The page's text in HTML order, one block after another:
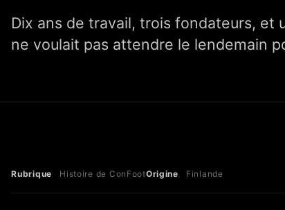
Dix ans de travail, trois fondateurs, et
ne voulait pas attendre le lendemain
Rubrique Histoire de ConFootOrigine Finlande